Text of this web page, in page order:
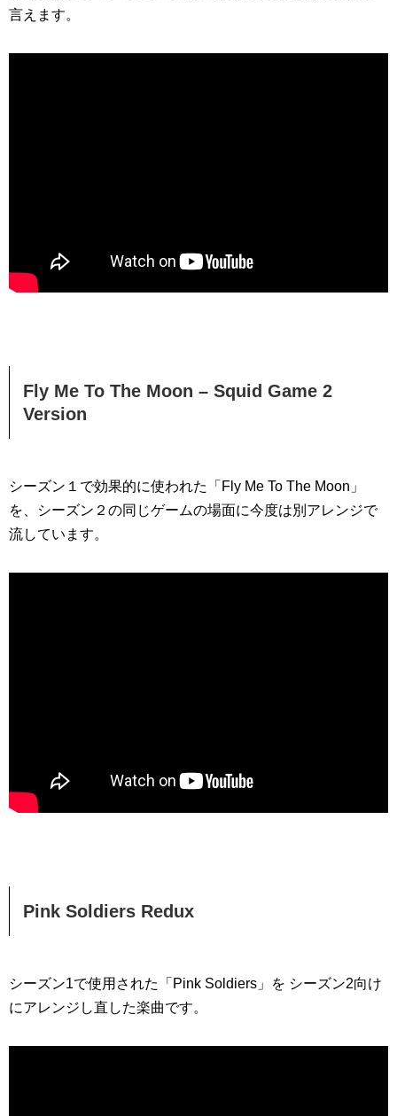
言えます。
Fly Me To The Moon – Squid Game 2
Version
シーズン１で効果的に使われた「Fly Me To The Moon」
を、シーズン２の同じゲームの場面に今度は別アレンジで
流しています。
Pink Soldiers Redux
シーズン1で使用された「Pink Soldiers」を シーズン2向け
にアレンジし直した楽曲です。